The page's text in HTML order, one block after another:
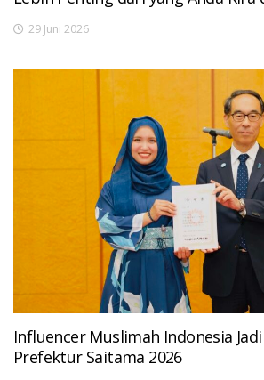
29 Juni 2026
Influencer Muslimah Indonesia
Prefektur Saitama 2026